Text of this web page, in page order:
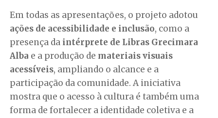
Em todas as apresentações, o projeto adotou
ações de acessibilidade e inclusão, como a
presença da intérprete de Libras Grecimara
Alba e a produção de materiais visuais
acessíveis, ampliando o alcance e a
participação da comunidade. A iniciativa
mostra que o acesso à cultura é também uma
forma de fortalecer a identidade coletiva e a